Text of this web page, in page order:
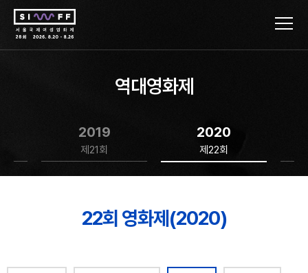
역대영화제
2019
제21회
2020
제22회
22회 영화제(2020)